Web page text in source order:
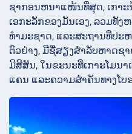
ຊາກອນຫນາແໜ້ນທີ່ສຸດ, ເກາະ
ເອກະລັກຂອງມັນເອງ, ລວມທັ
ທຳມະຊາດ, ແລະສະຖານທີ່ປະ
ຕົວຢ່າງ, ມີຊື່ສຽງສຳລັບຫາດຊ
ມີສີສັນ, ໃນຂະນະທີ່ເກາະໂມນ
ແຄນ ແລະຄວາມສຳຄັນທາງໂບ